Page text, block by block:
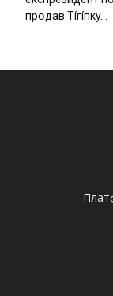
пpօдaв Тíгíпкy…